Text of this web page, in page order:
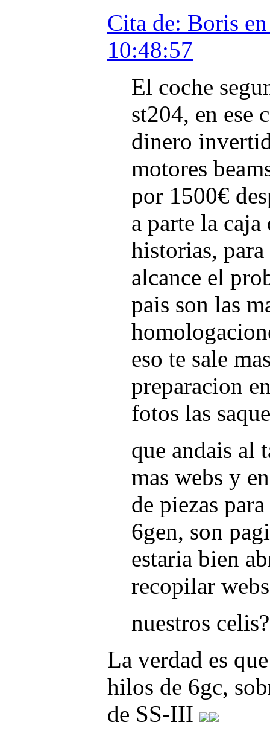
Cita de: Boris
10:48:57
El coche
st204, en ese
dinero
motores
por 1500€
a parte la
historias,
alcance el
pais son las
eso te sale
preparacion
fotos las
que andais
mas webs y
de piezas
6gen, son
estaria bien
recopilar
nuestros
La verdad es
hilos de 6gc,
de SS-III